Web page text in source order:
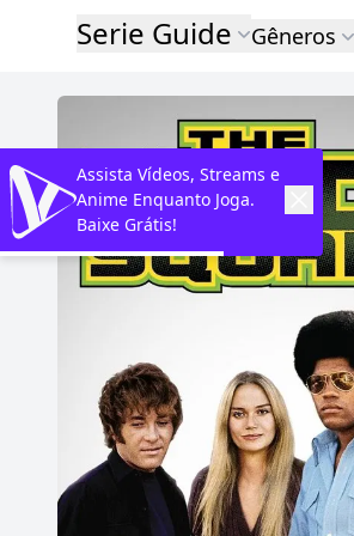
Serie Guide Gêneros
Assista Vídeos, Streams e
Anime Enquanto Joga.
Baixe Grátis!